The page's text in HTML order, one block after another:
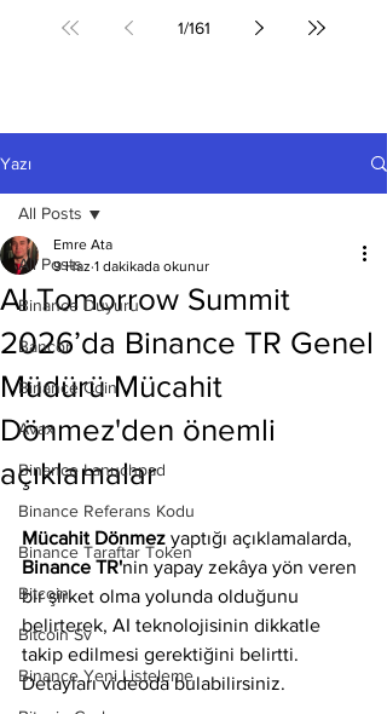
1/161
Yazı
All Posts
Binance Duyuru
Bancor
Binance Coin
Avax
Binance Lanuchpad
Binance Referans Kodu
Binance Taraftar Token
Bitcoin
Bitcoin Sv
Binance Yeni Listeleme
All Posts
AI Tomorrow Summit
2026’da Binance TR Genel
Müdürü Mücahit
Dönmez'den önemli
açıklamalar
Emre Ata
9 Haz 1 dakikada okunur
Mücahit Dönmez yaptığı açıklamalarda,
Binance TR'nin yapay zekâya yön veren
bir şirket olma yolunda olduğunu
belirterek, AI teknolojisinin dikkatle
takip edilmesi gerektiğini belirtti.
Detayları videoda bulabilirsiniz.